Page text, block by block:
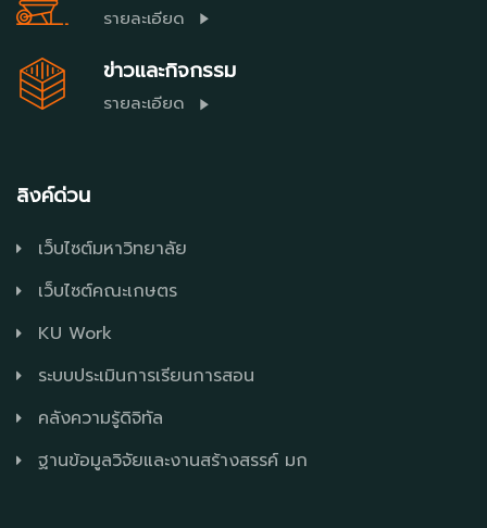
รายละเอียด
ข่าวและกิจกรรม
รายละเอียด
ลิงค์ด่วน
เว็บไซต์มหาวิทยาลัย
เว็บไซต์คณะเกษตร
KU Work
ระบบประเมินการเรียนการสอน
คลังความรู้ดิจิทัล
ฐานข้อมูลวิจัยและงานสร้างสรรค์ มก